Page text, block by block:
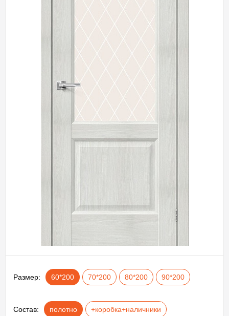
Размер: 60*200 70*200 80*200 90*200
Состав: полотно +коробка+наличники